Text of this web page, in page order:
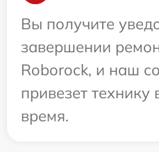
Вы получите
завершении
Roborock, и наш
привезет технику
время.